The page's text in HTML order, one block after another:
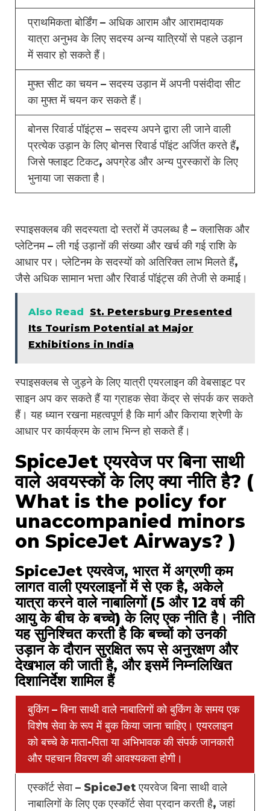
प्राथमिकता बोर्डिंग – अधिक आराम और आरामदायक
यात्रा अनुभव के लिए सदस्य अन्य यात्रियों से पहले उड़ान
में सवार हो सकते हैं।
मुफ्त सीट का चयन – सदस्य उड़ान में अपनी पसंदीदा सीट
का मुफ्त में चयन कर सकते हैं।
बोनस रिवार्ड पॉइंट्स – सदस्य अपने द्वारा ली जाने वाली
प्रत्येक उड़ान के लिए बोनस रिवार्ड पॉइंट अर्जित करते हैं,
जिसे फ्लाइट टिकट, अपग्रेड और अन्य पुरस्कारों के लिए
भुनाया जा सकता है।
स्पाइसक्लब की सदस्यता दो स्तरों में उपलब्ध है – क्लासिक और
प्लेटिनम – ली गई उड़ानों की संख्या और खर्च की गई राशि के
आधार पर। प्लेटिनम के सदस्यों को अतिरिक्त लाभ मिलते हैं,
जैसे अधिक सामान भत्ता और रिवार्ड पॉइंट्स की तेजी से कमाई।
Also Read
St. Petersburg Presented
Its Tourism Potential at Major
Exhibitions in India
स्पाइसक्लब से जुड़ने के लिए यात्री एयरलाइन की वेबसाइट पर
साइन अप कर सकते हैं या ग्राहक सेवा केंद्र से संपर्क कर सकते
हैं। यह ध्यान रखना महत्वपूर्ण है कि मार्ग और किराया श्रेणी के
आधार पर कार्यक्रम के लाभ भिन्न हो सकते हैं।
SpiceJet एयरवेज पर बिना साथी
वाले अवयस्कों के लिए क्या नीति है? (
What is the policy for
unaccompanied minors
on SpiceJet Airways? )
SpiceJet एयरवेज, भारत में अग्रणी कम
लागत वाली एयरलाइनों में से एक है, अकेले
यात्रा करने वाले नाबालिगों (5 और 12 वर्ष की
आयु के बीच के बच्चे) के लिए एक नीति है। नीति
यह सुनिश्चित करती है कि बच्चों को उनकी
उड़ान के दौरान सुरक्षित रूप से अनुरक्षण और
देखभाल की जाती है, और इसमें निम्नलिखित
दिशानिर्देश शामिल हैं
बुकिंग – बिना साथी वाले नाबालिगों को बुकिंग के समय एक
विशेष सेवा के रूप में बुक किया जाना चाहिए। एयरलाइन
को बच्चे के माता-पिता या अभिभावक की संपर्क जानकारी
और पहचान विवरण की आवश्यकता होगी।
एस्कॉर्ट सेवा – SpiceJet एयरवेज बिना साथी वाले
नाबालिगों के लिए एक एस्कॉर्ट सेवा प्रदान करती है, जहां